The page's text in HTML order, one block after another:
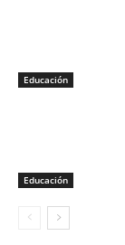
Educación
Educación